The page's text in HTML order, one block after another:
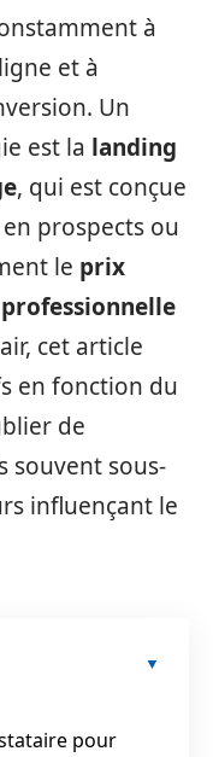
à
et à
Un
est la landing
, qui est conçue
prospects ou
le prix
cet article
en fonction du
de
souvent sous-
influençant le
pour